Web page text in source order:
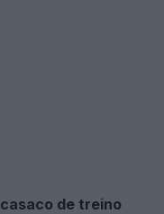
casaco de treino